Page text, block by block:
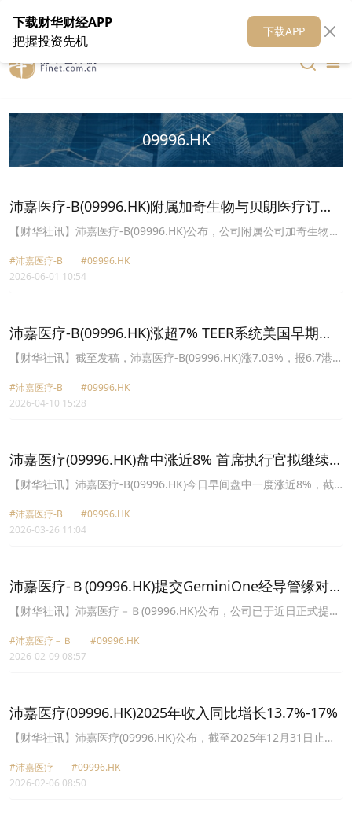
在线客服 关于我们 财华媒体矩阵 财华智库
09996.HK
沛嘉医疗-B(09996.HK)附属加奇生物与贝朗医疗订立
独家分销协议
【财华社讯】沛嘉医疗-B(09996.HK)公布，公司附属公司加奇生物与
旗下产品SeQuent®Please CIS紫杉醇药物涂层颅内球囊扩张导管
(“SeQuent®Please CIS”)在中国大陆地区的独家分销权。
期，该产品的注册申请已提交至中国国家药品监督管理局。集团预期
将在SeQuent®Please CIS获得监管批准后，加速其未来的临床应
用，并进一步巩固集团在神经血管介入市场的地位。
#沛嘉医疗-B
#09996.HK
2026-06-01 10:54
沛嘉医疗-B(09996.HK)涨超7% TEER系统美国早期可
行性研究完成首例患者植入
【财华社讯】截至发稿，沛嘉医疗-B(09996.HK)涨7.03%，报6.7港
(“TEER”)系统于美国食品药品监督管理局(“FDA”)早期可行性研究
(“EFS”) 中的首例患者植入已成功完成。
#沛嘉医疗-B
#09996.HK
2026-04-10 15:28
沛嘉医疗(09996.HK)盘中涨近8% 首席执行官拟继续
增持 全年亏损收窄至2.03亿元
​【财华社讯】沛嘉医疗-B(09996.HK)今日早间盘中一度涨近8%，截
事、首席执行官兼董事长张一博士透过其所控制的公司，自2026年3
月26日起拟于公开市场上继续购买公司股份，是次持股增加合共代价
亏损约2.03亿元，同比收窄10.28%；每股亏损0.31元。期内，TAVR
相关产品销售收入同比增长11.6%至2.9亿元；神经介入产品销售收入
同比增长18.9%至4.23亿元。
#沛嘉医疗-B
#09996.HK
2026-03-26 11:04
沛嘉医疗-Ｂ(09996.HK)提交GeminiOne经导管缘对
缘修复系统EUMDRCE标志注册申请
​【财华社讯】沛嘉医疗－Ｂ(09996.HK)公布，公司已于近日正式提交
EU MDR CE标志注册申请，HighLife SAS为其欧洲合作伙伴。提交
CE标志注册申请意味着公司在推进全球化战略方面取得稳步进展。
GeminiOne®注册申请已获中国国家药品监督管理局受理，并正在审
评中。此外，GeminiOne®已获美国食品药品监督管理局批准其临床
试验用器械豁免，以开展早期可行性研究。公司将积极推进该产品于
疗选择。
#沛嘉医疗－Ｂ
#09996.HK
2026-02-09 08:57
沛嘉医疗(09996.HK)2025年收入同比增长13.7%-17%
​【财华社讯】沛嘉医疗(09996.HK)公布，截至2025年12月31日止年
经介入业务所有三大产品线的强劲表现；及中国经导管主动脉瓣置换
(“TAVR”)市场的市场份额持续扩大，主要受成功推出高端
#沛嘉医疗
#09996.HK
2026-02-06 08:50
下载财华财经APP
把握投资先机
下载APP